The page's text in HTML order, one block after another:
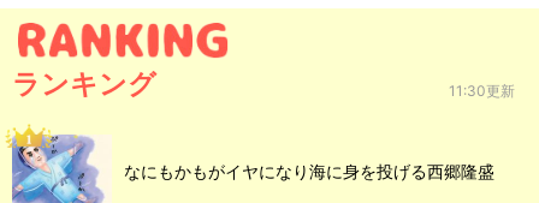
ランキング 11:30更新
なにもかもがイヤになり海に身を投げる西郷隆盛